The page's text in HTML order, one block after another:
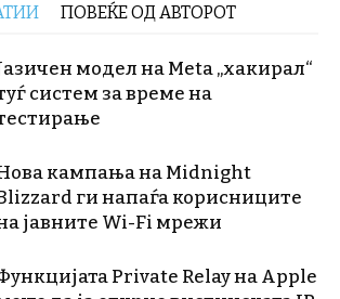
ПОВЕЌЕ ОД АВТОРОТ
модел на Meta „хакирал“
систем за време на
кампања на Midnight
ги напаѓа корисниците
јавните Wi-Fi мрежи
Private Relay на Apple